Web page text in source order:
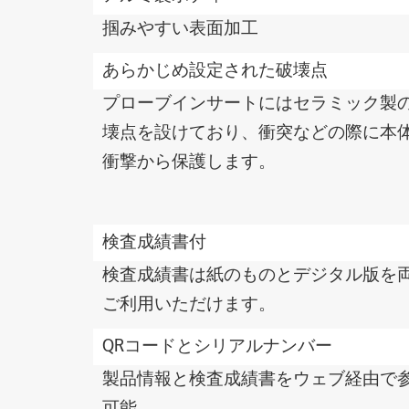
掴みやすい表面加工
あらかじめ設定された破壊点
プローブインサートにはセラミック製
壊点を設けており、衝突などの際に本
衝撃から保護します。
検査成績書付
検査成績書は紙のものとデジタル版を
ご利用いただけます。
QRコードとシリアルナンバー
製品情報と検査成績書をウェブ経由で